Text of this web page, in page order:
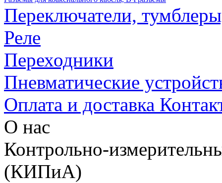
Переключатели,
Реле
Переходники
Пневматические
Оплата и доставка
О нас
Контрольно-
(КИПиА)